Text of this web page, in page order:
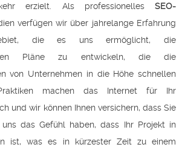
erzielt. Als professionelles SEO-
verfügen wir über jahrelange Erfahrung
die es uns ermöglicht, die
Pläne zu entwickeln, die die
von Unternehmen in die Höhe schnellen
machen das Internet für Ihr
und wir können Ihnen versichern, dass Sie
das Gefühl haben, dass Ihr Projekt in
ist, was es in kürzester Zeit zu einem